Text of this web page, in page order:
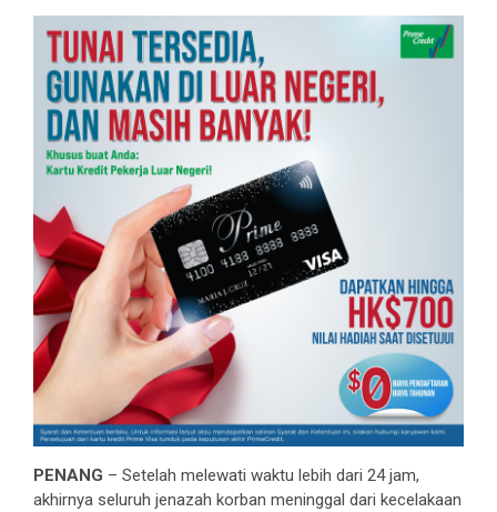
PENANG – Setelah melewati waktu lebih dari 24 jam,
akhirnya seluruh jenazah korban meninggal dari kecelakaan